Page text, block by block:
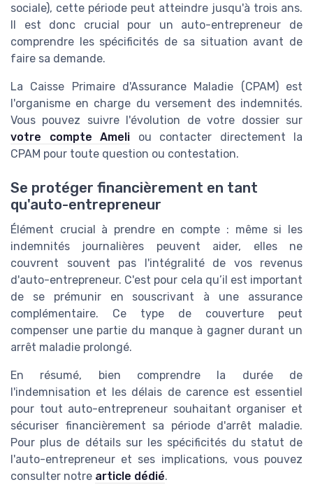
sociale), cette période peut atteindre jusqu'à trois ans.
Il est donc crucial pour un auto-entrepreneur de
comprendre les spécificités de sa situation avant de
faire sa demande.
La Caisse Primaire d'Assurance Maladie (CPAM) est
l'organisme en charge du versement des indemnités.
Vous pouvez suivre l'évolution de votre dossier sur
votre compte Ameli ou contacter directement la
CPAM pour toute question ou contestation.
Se protéger financièrement en tant
qu'auto-entrepreneur
Élément crucial à prendre en compte : même si les
indemnités journalières peuvent aider, elles ne
couvrent souvent pas l'intégralité de vos revenus
d'auto-entrepreneur. C'est pour cela qu’il est important
de se prémunir en souscrivant à une assurance
complémentaire. Ce type de couverture peut
compenser une partie du manque à gagner durant un
arrêt maladie prolongé.
En résumé, bien comprendre la durée de
l'indemnisation et les délais de carence est essentiel
pour tout auto-entrepreneur souhaitant organiser et
sécuriser financièrement sa période d'arrêt maladie.
Pour plus de détails sur les spécificités du statut de
l'auto-entrepreneur et ses implications, vous pouvez
consulter notre article dédié.